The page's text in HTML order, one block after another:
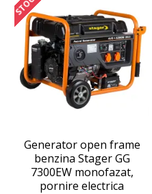
Generator open frame
benzina Stager GG
7300EW monofazat,
pornire electrica